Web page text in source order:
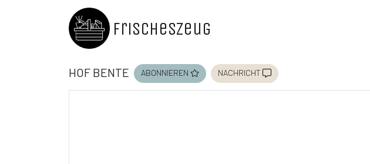
FrischesZeug
Hof Bente abonnieren nachricht